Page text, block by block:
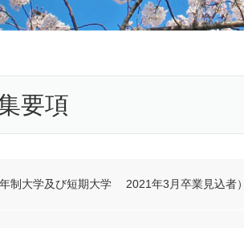
要項
制大学及び短期大学 2021年3月卒業見込者）